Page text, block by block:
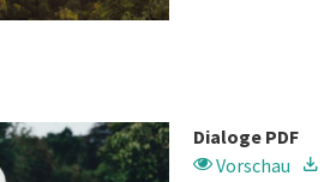
Dialoge PDF
Vorschau